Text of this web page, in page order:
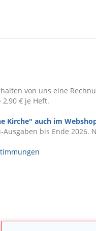
von uns eine
2,90 € je Heft.
Kirche" auch im
bis Ende 2026.